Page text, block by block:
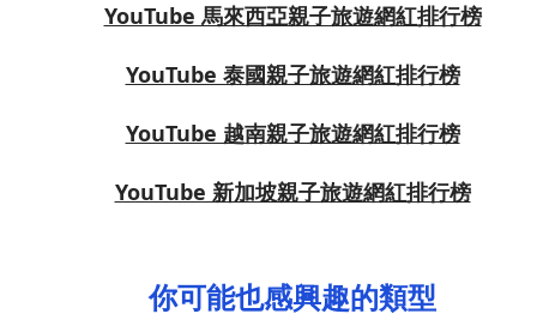
YouTube 馬來西亞親子旅遊網紅排行榜
YouTube 泰國親子旅遊網紅排行榜
YouTube 越南親子旅遊網紅排行榜
YouTube 新加坡親子旅遊網紅排行榜
你可能也感興趣的類型